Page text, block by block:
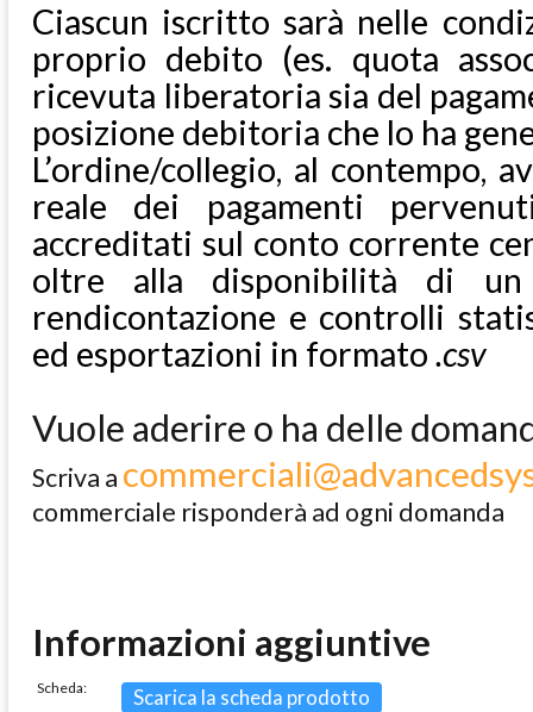
Ciascun iscritto sarà nelle
proprio debito (es. quota
ricevuta liberatoria sia del
posizione debitoria che lo ha
L’ordine/collegio, al contempo,
reale dei pagamenti
accreditati sul conto corrente
oltre alla disponibilità di
rendicontazione e controlli
ed esportazioni in formato .csv
Vuole aderire o ha delle
Scriva a
commerciale risponderà ad ogni domanda
Informazioni aggiuntive
Scheda: Scarica la scheda prodotto